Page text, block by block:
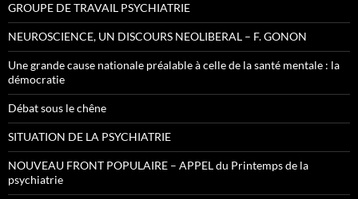
GROUPE DE TRAVAIL PSYCHIATRIE
NEUROSCIENCE, UN DISCOURS NEOLIBERAL – F. GONON
Une grande cause nationale préalable à celle de la santé mentale : la
démocratie
Débat sous le chêne
SITUATION DE LA PSYCHIATRIE
NOUVEAU FRONT POPULAIRE – APPEL du Printemps de la
psychiatrie